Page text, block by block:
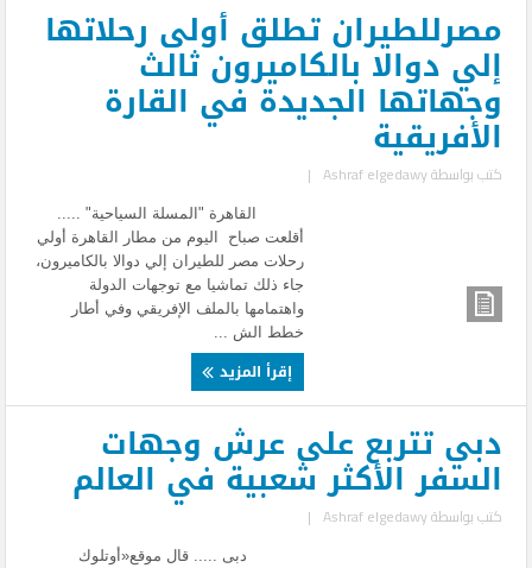
مصرللطيران تطلق أولى رحلاتها
إلي دوالا بالكاميرون ثالث
وجهاتها الجديدة في القارة
الأفريقية
كتب بواسطةAshraf elgedawy
|
القاهرة "المسلة السياحية" .....
أقلعت صباح اليوم من مطار القاهرة أولي
رحلات مصر للطيران إلي دوالا بالكاميرون،
جاء ذلك تماشيا مع توجهات الدولة
واهتمامها بالملف الإفريقي وفي أطار
خطط الش ...
إقرأ المزيد
دبي تتربع على عرش وجهات
السفر الأكثر شعبية في العالم
كتب بواسطةAshraf elgedawy
|
دبى ..... قال موقع«أوتلوك